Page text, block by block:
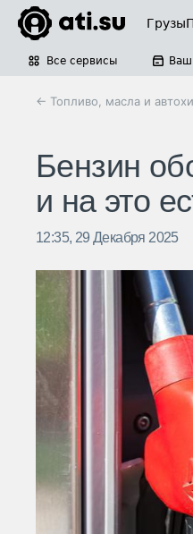
Грузы
Все сервисы
← Топливо, масла и
Бензин
и на это
12:35, 29 Декабря 2025